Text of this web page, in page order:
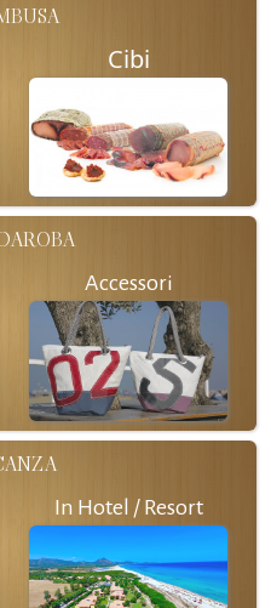
Cibi
Accessori
In Hotel / Resort